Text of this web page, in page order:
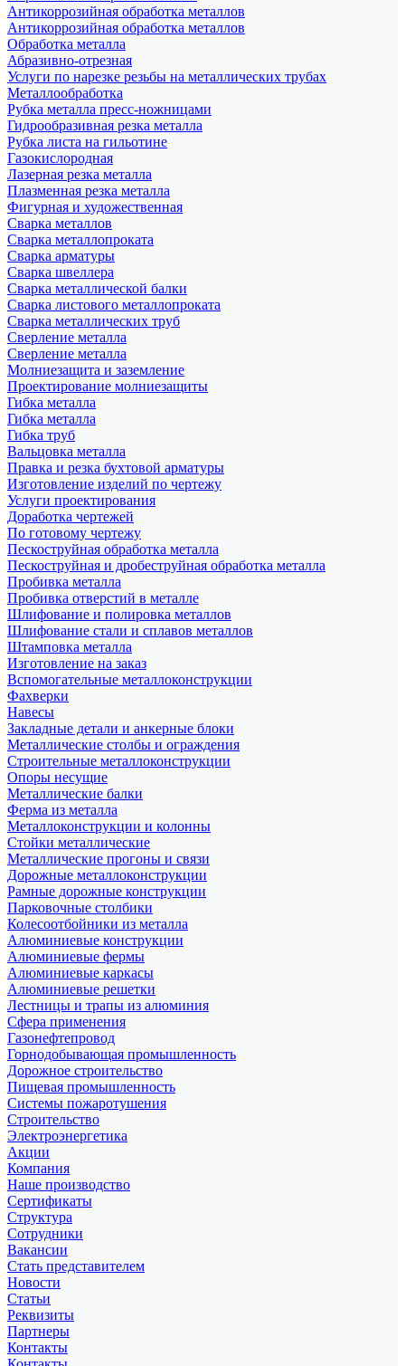
Антикоррозийная обработка металлов
Антикоррозийная обработка металлов
Обработка металла
Абразивно-отрезная
Услуги по нарезке резьбы на металлических трубах
Металлообработка
Рубка металла пресс-ножницами
Гидрообразивная резка металла
Рубка листа на гильотине
Газокислородная
Лазерная резка металла
Плазменная резка металла
Фигурная и художественная
Сварка металлов
Сварка металлопроката
Сварка арматуры
Сварка швеллера
Сварка металлической балки
Сварка листового металлопроката
Сварка металлических труб
Сверление металла
Сверление металла
Молниезащита и заземление
Проектирование молниезащиты
Гибка металла
Гибка металла
Гибка труб
Вальцовка металла
Правка и резка бухтовой арматуры
Изготовление изделий по чертежу
Услуги проектирования
Доработка чертежей
По готовому чертежу
Пескоструйная обработка металла
Пескоструйная и дробеструйная обработка металла
Пробивка металла
Пробивка отверстий в металле
Шлифование и полировка металлов
Шлифование стали и сплавов металлов
Штамповка металла
Изготовление на заказ
Вспомогательные металлоконструкции
Фахверки
Навесы
Закладные детали и анкерные блоки
Металлические столбы и ограждения
Строительные металлоконструкции
Опоры несущие
Металлические балки
Ферма из металла
Металлоконструкции и колонны
Стойки металлические
Металлические прогоны и связи
Дорожные металлоконструкции
Рамные дорожные конструкции
Парковочные столбики
Колесоотбойники из металла
Алюминиевые конструкции
Алюминиевые фермы
Алюминиевые каркасы
Алюминиевые решетки
Лестницы и трапы из алюминия
Сфера применения
Газонефтепровод
Горнодобывающая промышленность
Дорожное строительство
Пищевая промышленность
Системы пожаротушения
Строительство
Электроэнергетика
Акции
Компания
Наше производство
Сертификаты
Структура
Сотрудники
Вакансии
Стать представителем
Новости
Статьи
Реквизиты
Партнеры
Контакты